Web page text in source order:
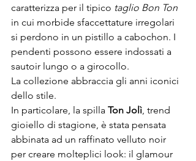
caratterizza per il tipico taglio Bon Ton
in cui morbide sfaccettature irregolari
si perdono in un pistillo a cabochon. I
pendenti possono essere indossati a
sautoir lungo o a girocollo.
La collezione abbraccia gli anni iconici
dello stile.
In particolare, la spilla Ton Jolì, trend
gioiello di stagione, è stata pensata
abbinata ad un raffinato velluto noir
per creare molteplici look: il glamour